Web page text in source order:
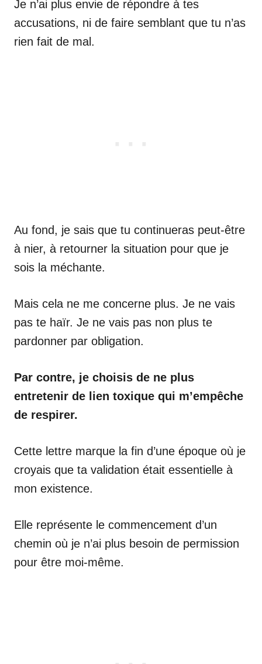
Je n’ai plus envie de répondre à tes
accusations, ni de faire semblant que tu n’as
rien fait de mal.
Au fond, je sais que tu continueras peut-être
à nier, à retourner la situation pour que je
sois la méchante.
Mais cela ne me concerne plus. Je ne vais
pas te haïr. Je ne vais pas non plus te
pardonner par obligation.
Par contre, je choisis de ne plus
entretenir de lien toxique qui m’empêche
de respirer.
Cette lettre marque la fin d’une époque où je
croyais que ta validation était essentielle à
mon existence.
Elle représente le commencement d’un
chemin où je n’ai plus besoin de permission
pour être moi-même.